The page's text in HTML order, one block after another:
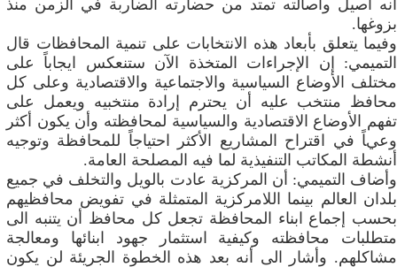
‬بزوغها‮.‬
وفيما يتعلق بأبعاد هذه الانتخابات على تنمية المحافظات قال
التميمي: إن الإجراءات المتخذة الآن ستنعكس ايجاباً على
مختلف الأوضاع السياسية والاجتماعية والاقتصادية وعلى كل
محافظ منتخب عليه أن يحترم إرادة منتخبيه ويعمل على
‬أنشطة‮ ‬المكاتب‮ ‬التنفيذية‮ ‬لما‮ ‬فيه‮ ‬المصلحة‮ ‬العامة‮.‬
وأضاف التميمي: أن المركزية عادت بالويل والتخلف في جميع
بلدان العالم بينما اللامركزية المتمثلة في تفويض محافظيهم
بحسب إجماع ابناء المحافظة تجعل كل محافظ أن يتنبه الى
متطلبات محافظته وكيفية استثمار جهود ابنائها ومعالجة
مشاكلهم. وأشار الى أنه بعد هذه الخطوة الجريئة لن يكون